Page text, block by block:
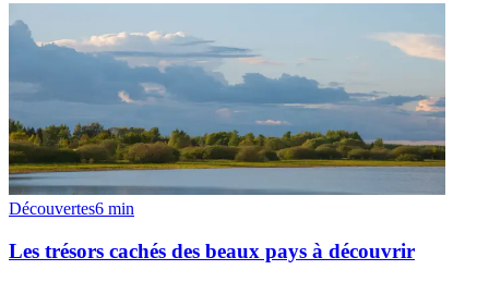
Découvertes6 min
Les trésors cachés des beaux pays à découvrir